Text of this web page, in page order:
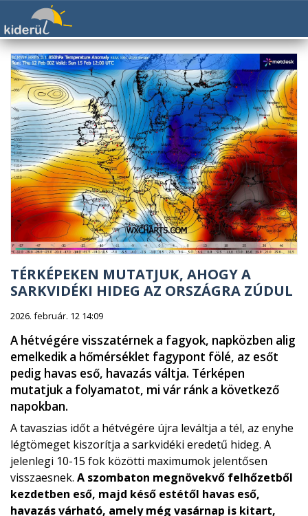
TÉRKÉPEKEN MUTATJUK, AHOGY A
SARKVIDÉKI HIDEG AZ ORSZÁGRA ZÚDUL
2026. február. 12 14:09
A hétvégére visszatérnek a fagyok, napközben alig
emelkedik a hőmérséklet fagypont fölé, az esőt
pedig havas eső, havazás váltja. Térképen
mutatjuk a folyamatot, mi vár ránk a következő
napokban.
A tavaszias időt a hétvégére újra leváltja a tél, az enyhe
légtömeget kiszorítja a sarkvidéki eredetű hideg. A
jelenlegi 10-15 fok közötti maximumok jelentősen
visszaesnek. A szombaton megnövekvő felhőzetből
kezdetben eső, majd késő estétől havas eső,
havazás várható, amely még vasárnap is kitart,